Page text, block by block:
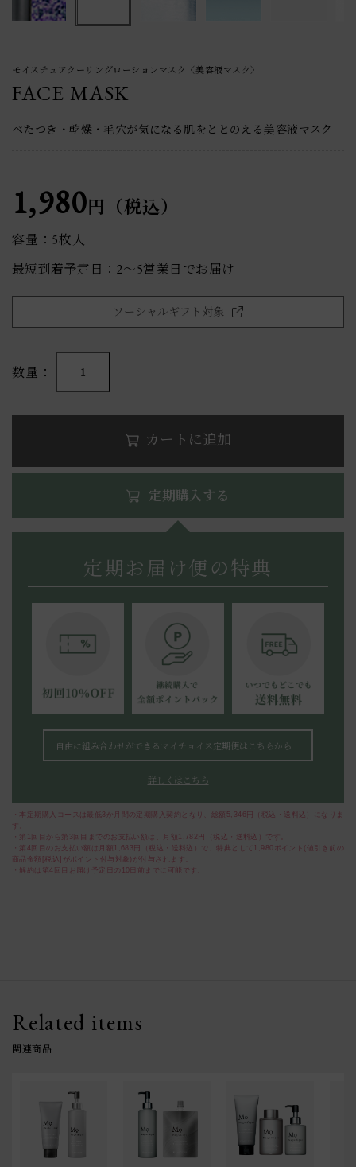
モイスチュアクーリングローションマスク〈美容液マスク〉
FACE MASK
べたつき・乾燥・毛穴が気になる肌をととのえる美容液マスク
1,980円（税込）
容量：5枚入
最短到着予定日：2〜5営業日でお届け
ソーシャルギフト対象
数量 1
カートに追加
定期購入する
定期お届け便の特典
自由に組み合わせができるマイチョイス定期便はこちらから！
詳しくはこちら
・本定期購入コースは最低3か月間の定期購入契約となり、総額5,346円（税込・送料込）になりま
す。
・第1回目から第3回目までのお支払い額は、月額1,782円（税込・送料込）です。
・第4回目のお支払い額は月額1,683円（税込・送料込）で、特典として1,980ポイント(値引き前の
商品金額[税込]がポイント付与対象)が付与されます。
・解約は第4回目お届け予定日の10日前までに可能です。
Related items
関連商品